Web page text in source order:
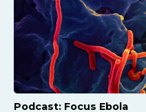
Podcast: Focus Ebola